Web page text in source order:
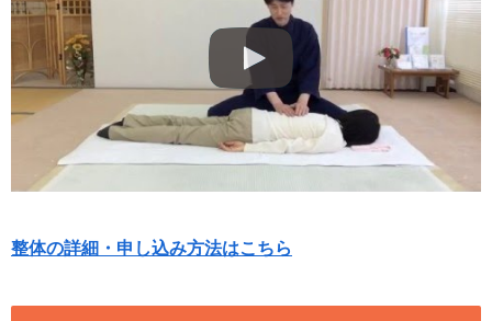
整体の詳細・申し込み方法はこちら